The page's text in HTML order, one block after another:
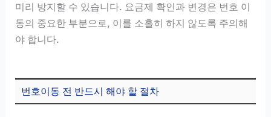
미리 방지할 수 있습니다. 요금제 확인과 변경은 번호 이
동의 중요한 부분으로, 이를 소홀히 하지 않도록 주의해
야 합니다.
번호이동 전 반드시 해야 할 절차